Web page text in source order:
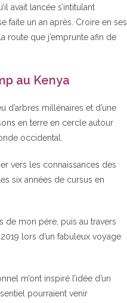
avait lancée s’intitulant
faite un an après. Croire en ses
route que j’emprunte afin de
au Kenya
d’arbres millénaires et d’une
en terre en cercle autour
occidental.
vers les connaissances des
six années de cursus en
de mon père, puis au travers
lors d’un fabuleux voyage
m’ont inspiré l’idée d’un
pourraient venir